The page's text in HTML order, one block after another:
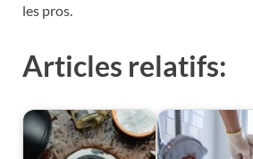
les pros.
Articles relatifs: